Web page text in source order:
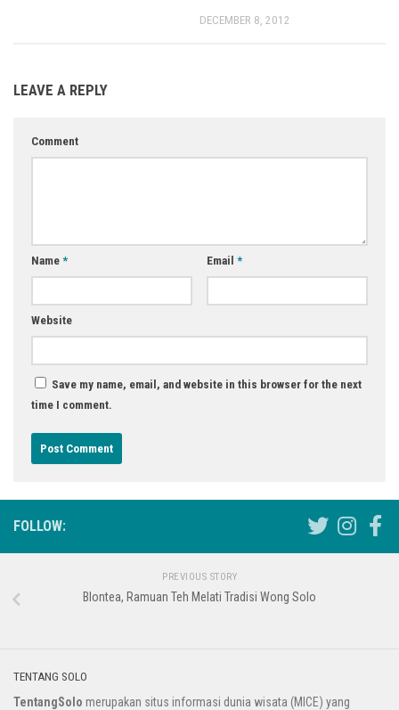
DECEMBER 8, 2012
LEAVE A REPLY
Comment
Name * Email *
Website
Save my name, email, and website in this browser for the next
time I comment.
FOLLOW:
PREVIOUS STORY
Blontea, Ramuan Teh Melati Tradisi Wong Solo
TENTANG SOLO
TentangSolo merupakan situs informasi dunia wisata (MICE) yang